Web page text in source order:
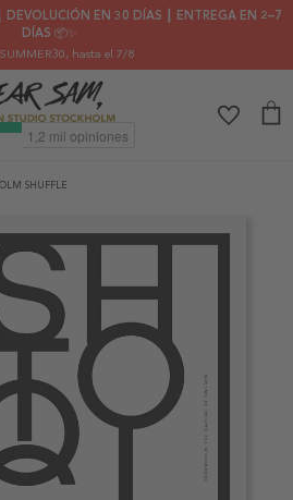
DEVOLUCIÓN EN 30 DÍAS ┃ ENTREGA EN 2–7
DÍAS 📦✨
, hasta el 7/8
SHUFFLE